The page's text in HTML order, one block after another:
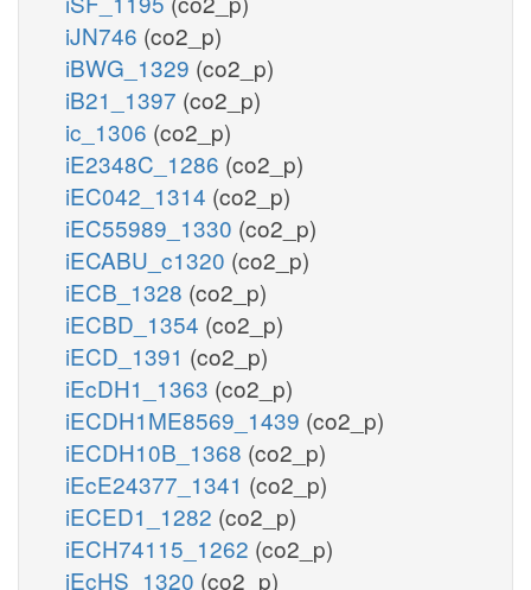
iJN746 (co2_p)
iBWG_1329 (co2_p)
iB21_1397 (co2_p)
ic_1306 (co2_p)
iE2348C_1286 (co2_p)
iEC042_1314 (co2_p)
iEC55989_1330 (co2_p)
iECABU_c1320 (co2_p)
iECB_1328 (co2_p)
iECBD_1354 (co2_p)
iECD_1391 (co2_p)
iEcDH1_1363 (co2_p)
iECDH1ME8569_1439 (co2_p)
iECDH10B_1368 (co2_p)
iEcE24377_1341 (co2_p)
iECED1_1282 (co2_p)
iECH74115_1262 (co2_p)
iEcHS_1320 (co2_p)